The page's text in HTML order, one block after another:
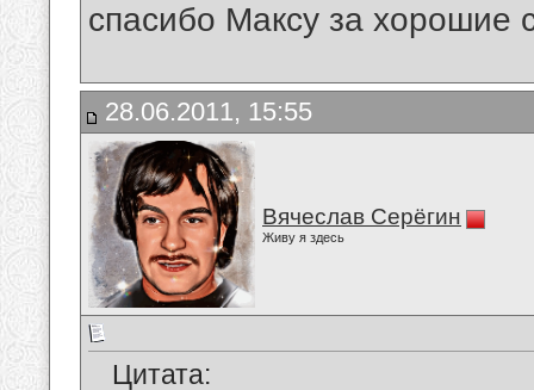
спасибо Максу за хорошие
28.06.2011, 15:55
Вячеслав Серёгин
Живу я здесь
Цитата: